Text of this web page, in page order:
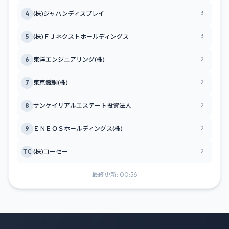
4 (株)ジャパンディスプレイ 3
5 (株)ＦＪネクストホールディングス 3
6 東洋エンジニアリング(株) 2
7 東京鐵鋼(株) 2
8 サンケイリアルエステート投資法人 2
9 ＥＮＥＯＳホールディングス(株) 2
TC (株)コーセー 2
最終更新: 00:56